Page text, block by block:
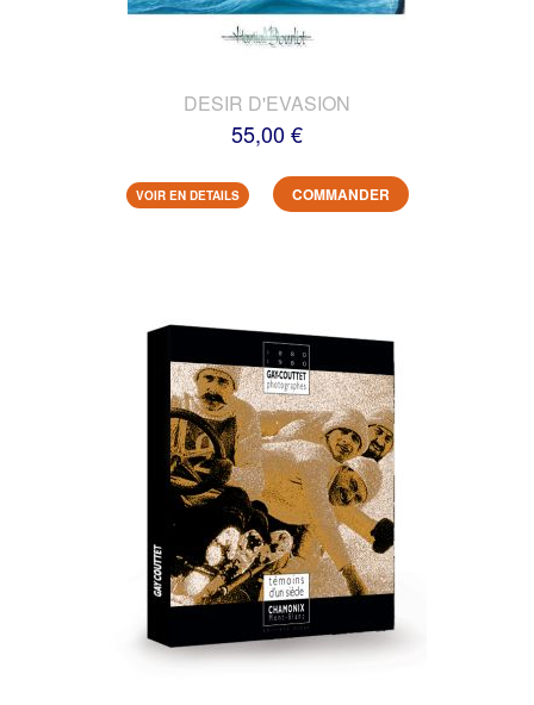
DESIR D'EVASION
55,00 €
VOIR EN DETAILS COMMANDER